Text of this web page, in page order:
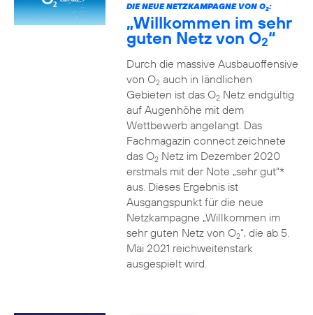
DIE NEUE NETZKAMPAGNE VON O2:
„Willkommen im sehr
guten Netz von O2“
Durch die massive Ausbauoffensive
von O2auch in ländlichen
Gebieten ist das O2Netz endgültig
auf Augenhöhe mit dem
Wettbewerb angelangt. Das
Fachmagazin connect zeichnete
das O2Netz im Dezember 2020
erstmals mit der Note „sehr gut“*
aus. Dieses Ergebnis ist
Ausgangspunkt für die neue
Netzkampagne „Willkommen im
sehr guten Netz von O2“, die ab 5.
Mai 2021 reichweitenstark
ausgespielt wird.